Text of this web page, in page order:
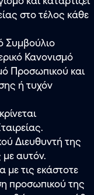
στο τέλος κάθε
Συμβούλιο
Κανονισμό
Προσωπικού και
ή τυχόν
Διευθυντή της
αυτόν.
τις εκάστοτε
προσωπικού της